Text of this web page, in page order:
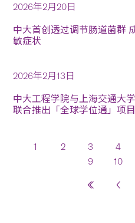
2026年2月20日
中大首创透过调节肠道菌群
敏症状
2026年2月13日
中大工程学院与上海交通大
联合推出「全球学位通」项
1 2 3 4
9
10